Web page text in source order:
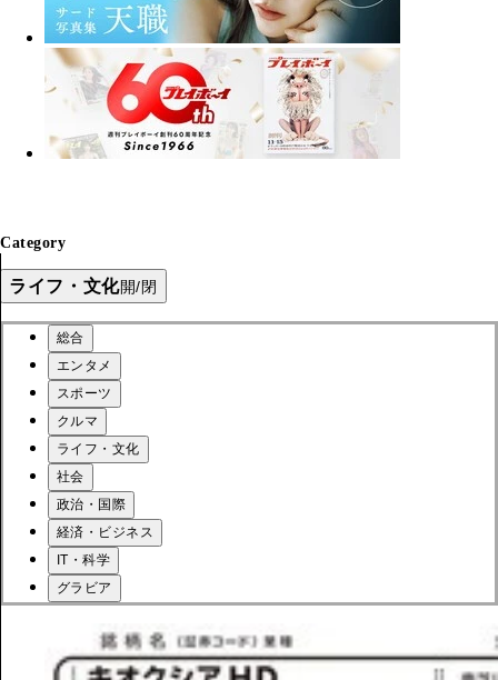
Category
ライフ・文化開/閉
総合
エンタメ
スポーツ
クルマ
ライフ・文化
社会
政治・国際
経済・ビジネス
IT・科学
グラビア